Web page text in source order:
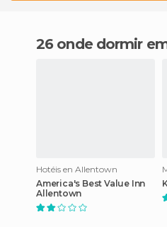
26 onde dormir
Hotéis en Allentown
America's Best Value Inn
Allentown